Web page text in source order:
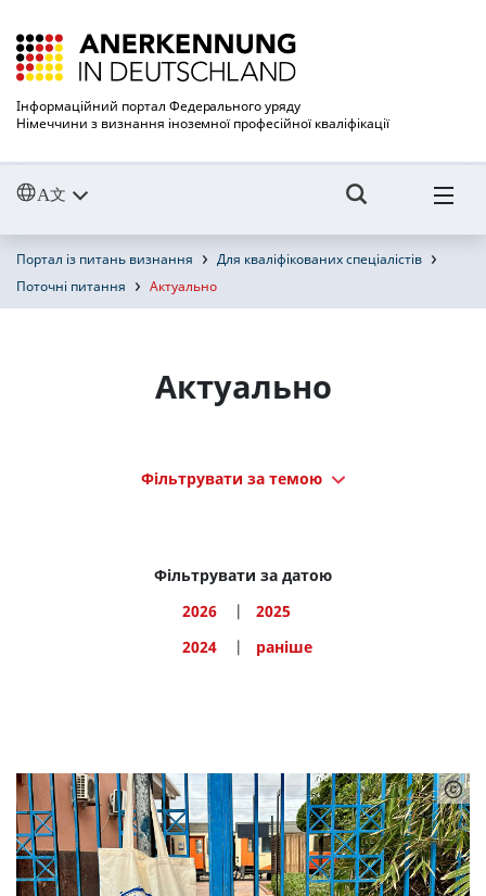
Інформаційний портал Федерального уряду
Німеччини з визнання іноземної професійної кваліфікації
Портал із питань визнання
Для кваліфікованих спеціалістів
Поточні питання
Актуально
Актуально
Фільтрувати за темою
Правові питання (3) Процедура (5)
Фільтрувати за датою
2026
2025
2024
раніше